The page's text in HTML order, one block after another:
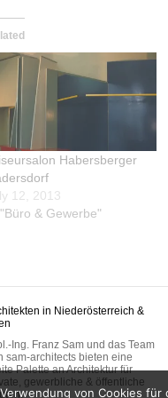
Habersberger
12, 2013
& Gewerbe"
in Niederösterreich &
Ing. Franz Sam und das Team
sam-architects bieten eine
Palette an Architektur für
gewerbliche & öffentliche
von Cookies